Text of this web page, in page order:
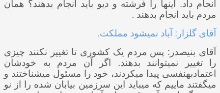
انجام داد. اینها را فرشته و دیو باید انجام بدهند؟ همان
مردم باید انجام بدهند .
آقای گلزار: آباد نمی­شود مملکت.
آقای بنی­صدر: پس مردم یک کشوری تا تغییر نکنند چیزی
را تغییر نمی­توانند بدهند. اگر آن مردم به خودشان
اعتمادبه­نفسی پیدا می­کردند، خود را مسئول می­شناختند و
می­گفتند ماییم که می­باید این سرزمین بیابان شده را از نو